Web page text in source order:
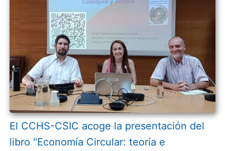
El CCHS-CSIC acoge la presentación del
libro "Economía Circular: teoría e